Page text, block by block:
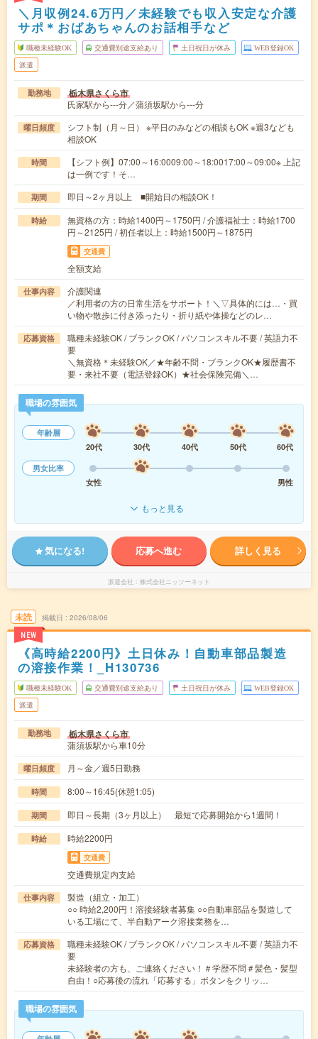
＼月収例24.6万円／未経験でも収入安定な介護
サポ＊おばあちゃんのお話相手など
職種未経験OK 交通費別途支給あり 土日祝日が休み WEB登録OK
派遣
勤務地 栃木県さくら市
氏家駅から---分／蒲須坂駅から---分
曜日頻度
シフト制（月～日） ※平日のみなどの相談もOK ※週3なども
相談OK
時間
【シフト例】07:00～16:0009:00～18:0017:00～09:00※ 上記
は一例です！そ…
期間 即日～2ヶ月以上 ■開始日の相談OK！
時給
無資格の方：時給1400円～1750円 / 介護福祉士：時給1700
円～2125円 / 初任者以上：時給1500円～1875円
交通費
全額支給
仕事内容
介護関連
／利用者の方の日常生活をサポート！＼▽具体的には…・買
い物や散歩に付き添ったり・折り紙や体操などのレ…
応募資格
職種未経験OK / ブランクOK / パソコンスキル不要 / 英語力不
要
＼無資格＊未経験OK／★年齢不問・ブランクOK★履歴書不
要・来社不要（電話登録OK）★社会保険完備＼…
職場の雰囲気
年齢層
20代
30代 40代 50代
60代
男女比率
女性
男性
もっと見る
気になる! 応募へ進む 詳しく見る
派遣会社 株式会社ニッソーネット
未読
NEW
掲載日 2026/08/06
《高時給2200円》土日休み！自動車部品製造
の溶接作業！_H130736
職種未経験OK 交通費別途支給あり 土日祝日が休み WEB登録OK
派遣
勤務地 栃木県さくら市
蒲須坂駅から車10分
曜日頻度 月～金／週5日勤務
時間 8:00～16:45(休憩1:05)
期間 即日～長期（3ヶ月以上） 最短で応募開始から1週間！
時給 時給2200円
交通費
交通費規定内支給
仕事内容
製造（組立・加工）
○○ 時給2,200円！溶接経験者募集 ○○自動車部品を製造して
いる工場にて、半自動アーク溶接業務を…
応募資格
職種未経験OK / ブランクOK / パソコンスキル不要 / 英語力不
要
未経験者の方も、ご連絡ください！＃学歴不問＃髪色・髪型
自由！○応募後の流れ「応募する」ボタンをクリッ…
職場の雰囲気